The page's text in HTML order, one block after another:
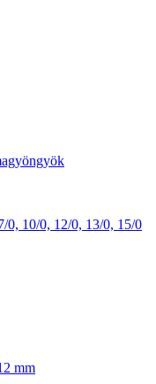
0, 10/0, 12/0, 13/0, 15/0
mm